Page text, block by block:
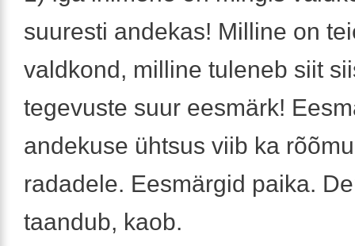
suuresti andekas! Milline on
valdkond, milline tuleneb siit
tegevuste suur eesmärk!
andekuse ühtsus viib ka
radadele. Eesmärgid paika.
taandub, kaob.